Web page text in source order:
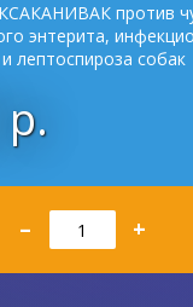
против
энтерита,
лептоспироза собак
Количество
– +